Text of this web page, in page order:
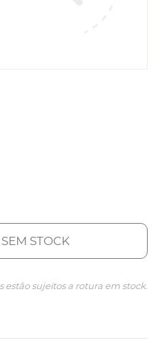
STOCK
estão sujeitos a rotura em stock.